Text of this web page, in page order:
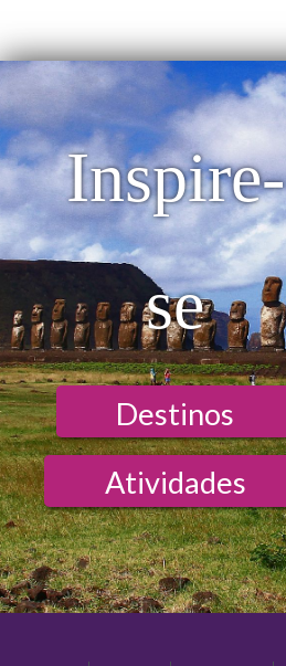
Inspire-
se
Destinos
Atividades